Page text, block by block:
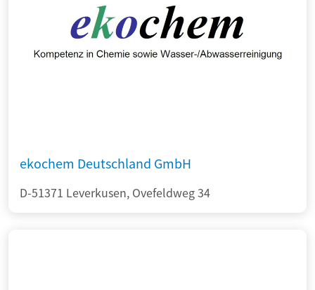
ekochem Deutschland GmbH
D-51371 Leverkusen, Ovefeldweg 34